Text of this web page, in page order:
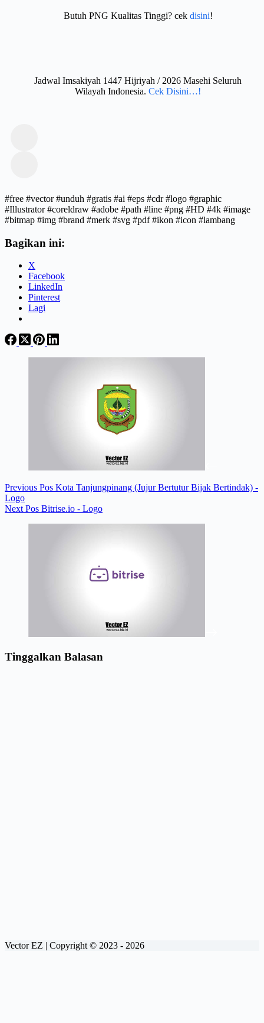
Butuh PNG Kualitas Tinggi? cek disini!
Jadwal Imsakiyah 1447 Hijriyah / 2026 Masehi Seluruh
Wilayah Indonesia. Cek Disini…!
#free #vector #unduh #gratis #ai #eps #cdr #logo #graphic
#Illustrator #coreldraw #adobe #path #line #png #HD #4k #image
#bitmap #img #brand #merk #svg #pdf #ikon #icon #lambang
Bagikan ini:
X
Facebook
LinkedIn
Pinterest
Lagi
Previous Pos Kota Tanjungpinang (Jujur Bertutur Bijak Bertindak) -
Logo
Next Pos Bitrise.io - Logo
Tinggalkan Balasan
Vector EZ | Copyright © 2023 - 2026